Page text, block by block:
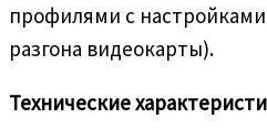
профилями с
разгона видеокарты).
Технические